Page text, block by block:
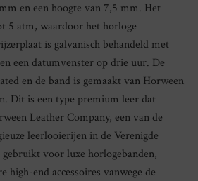
en een hoogte van 7,5 mm. Het
5 atm, waardoor het horloge
is galvanisch behandeld met
een datumvenster op drie uur. De
en de band is gemaakt van Horween
Dit is een type premium leer dat
Leather Company, een van de
leerlooierijen in de Verenigde
voor luxe horlogebanden,
high-end accessoires vanwege de